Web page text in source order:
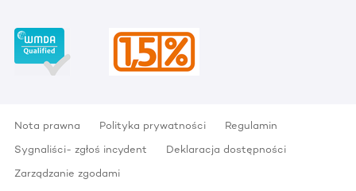
Nota prawna Polityka prywatności
Regulamin
Sygnaliści- zgłoś incydent
Deklaracja dostępności
Zarządzanie zgodami